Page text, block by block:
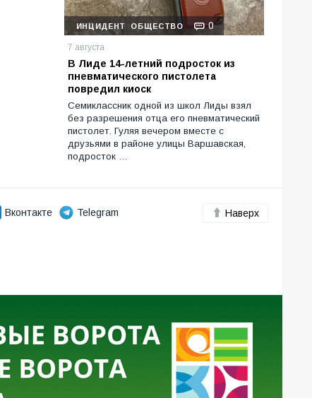
ИНЦИДЕНТ ОБЩЕСТВО 0
7 августа
В Лиде 14-летний подросток из
пневматического пистолета
повредил киоск
Семиклассник одной из школ Лиды взял
без разрешения отца его пневматический
пистолет. Гуляя вечером вместе с
друзьями в районе улицы Варшавская,
подросток …
Вконтакте
Telegram
Наверх